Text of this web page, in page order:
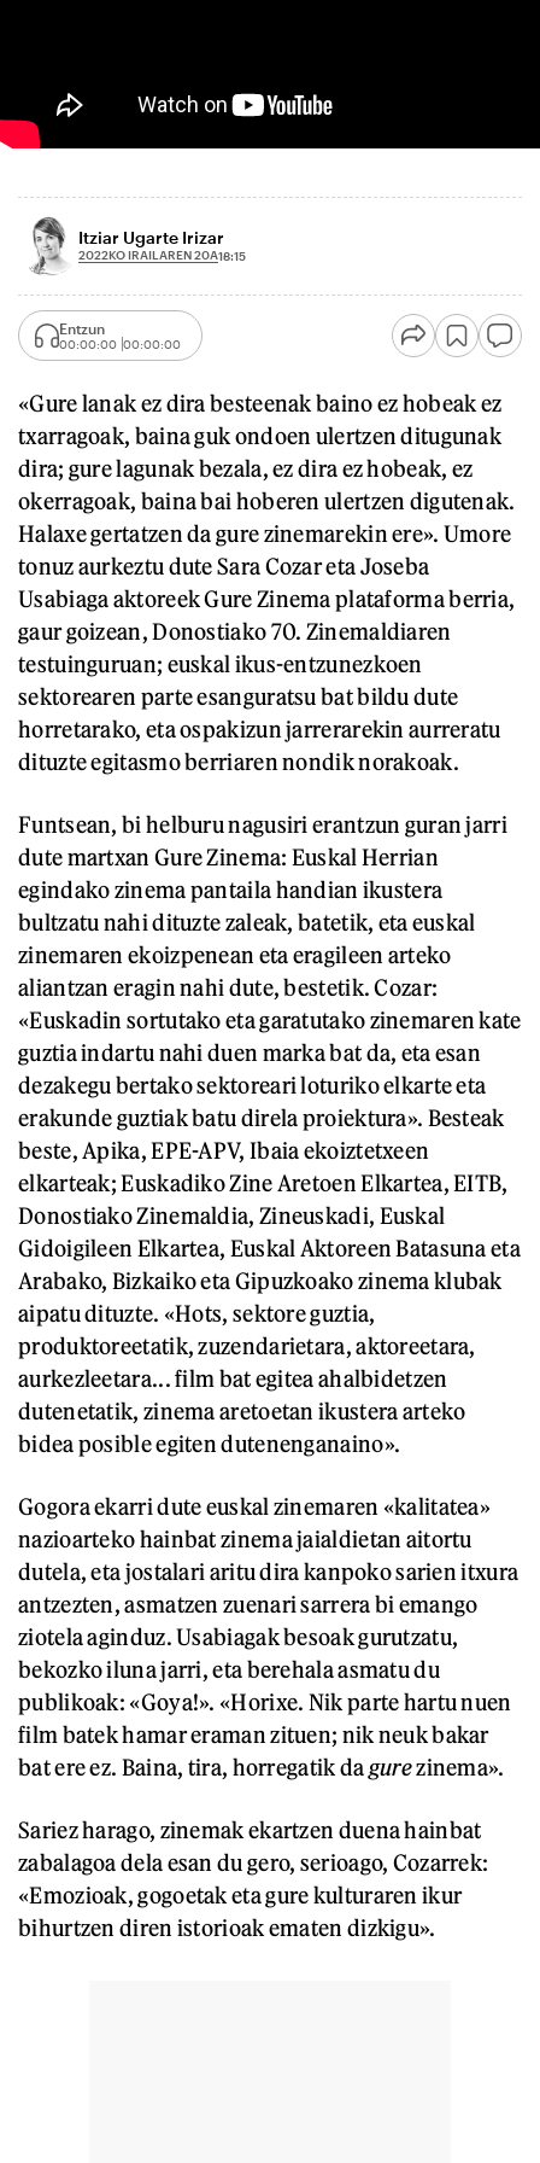
Itziar Ugarte Irizar
2022KO IRAILAREN 20A18:15
Entzun
00:00:00 00:00:00
«Gure lanak ez dira besteenak baino ez hobeak ez
txarragoak, baina guk ondoen ulertzen ditugunak
dira; gure lagunak bezala, ez dira ez hobeak, ez
okerragoak, baina bai hoberen ulertzen digutenak.
Halaxe gertatzen da gure zinemarekin ere». Umore
tonuz aurkeztu dute Sara Cozar eta Joseba
Usabiaga aktoreek Gure Zinema plataforma berria,
gaur goizean, Donostiako 70. Zinemaldiaren
testuinguruan; euskal ikus-entzunezkoen
sektorearen parte esanguratsu bat bildu dute
horretarako, eta ospakizun jarrerarekin aurreratu
dituzte egitasmo berriaren nondik norakoak.
Funtsean, bi helburu nagusiri erantzun guran jarri
dute martxan Gure Zinema: Euskal Herrian
egindako zinema pantaila handian ikustera
bultzatu nahi dituzte zaleak, batetik, eta euskal
zinemaren ekoizpenean eta eragileen arteko
aliantzan eragin nahi dute, bestetik. Cozar:
«Euskadin sortutako eta garatutako zinemaren kate
guztia indartu nahi duen marka bat da, eta esan
dezakegu bertako sektoreari loturiko elkarte eta
erakunde guztiak batu direla proiektura». Besteak
beste, Apika, EPE-APV, Ibaia ekoiztetxeen
elkarteak; Euskadiko Zine Aretoen Elkartea, EITB,
Donostiako Zinemaldia, Zineuskadi, Euskal
Gidoigileen Elkartea, Euskal Aktoreen Batasuna eta
Arabako, Bizkaiko eta Gipuzkoako zinema klubak
aipatu dituzte. «Hots, sektore guztia,
produktoreetatik, zuzendarietara, aktoreetara,
aurkezleetara... film bat egitea ahalbidetzen
dutenetatik, zinema aretoetan ikustera arteko
bidea posible egiten dutenenganaino».
Gogora ekarri dute euskal zinemaren «kalitatea»
nazioarteko hainbat zinema jaialdietan aitortu
dutela, eta jostalari aritu dira kanpoko sarien itxura
antzezten, asmatzen zuenari sarrera bi emango
ziotela aginduz. Usabiagak besoak gurutzatu,
bekozko iluna jarri, eta berehala asmatu du
publikoak: «Goya!». «Horixe. Nik parte hartu nuen
film batek hamar eraman zituen; nik neuk bakar
bat ere ez. Baina, tira, horregatik dagurezinema».
Sariez harago, zinemak ekartzen duena hainbat
zabalagoa dela esan du gero, serioago, Cozarrek:
«Emozioak, gogoetak eta gure kulturaren ikur
bihurtzen diren istorioak ematen dizkigu».